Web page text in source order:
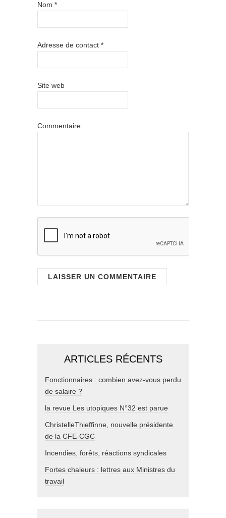
Nom *
Adresse de contact *
Site web
Commentaire
ARTICLES RÉCENTS
Fonctionnaires : combien avez-vous perdu
de salaire ?
la revue Les utopiques N°32 est parue
ChristelleThieffinne, nouvelle présidente
de la CFE-CGC
Incendies, forêts, réactions syndicales
Fortes chaleurs : lettres aux Ministres du
travail